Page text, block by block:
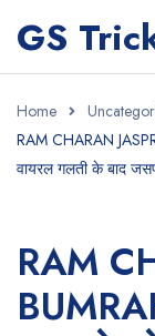
GS
Home
RAM CHARAN
वायरल गलती के बाद
RAM